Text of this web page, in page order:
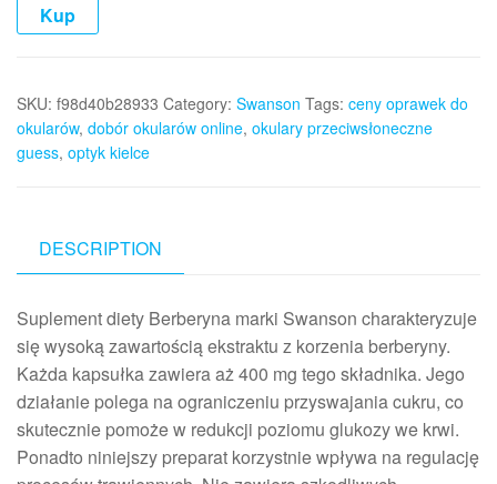
Kup
SKU: f98d40b28933 Category: Swanson Tags: ceny oprawek do
okularów, dobór okularów online, okulary przeciwsłoneczne
guess, optyk kielce
DESCRIPTION
Suplement diety Berberyna marki Swanson charakteryzuje
się wysoką zawartością ekstraktu z korzenia berberyny.
Każda kapsułka zawiera aż 400 mg tego składnika. Jego
działanie polega na ograniczeniu przyswajania cukru, co
skutecznie pomoże w redukcji poziomu glukozy we krwi.
Ponadto niniejszy preparat korzystnie wpływa na regulację